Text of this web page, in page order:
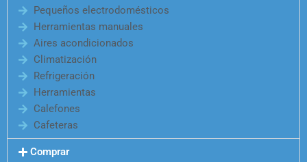
Pequeños electrodomésticos
Herramientas manuales
Aires acondicionados
Climatización
Refrigeración
Herramientas
Calefones
Cafeteras
Comprar